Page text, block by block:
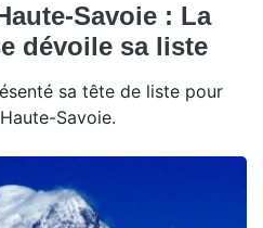
Savoie : La
dévoile sa liste
sa tête de liste pour
Savoie.